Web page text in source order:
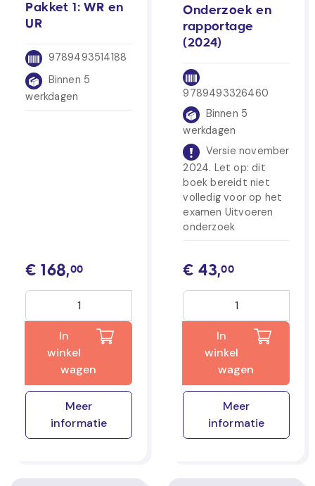
Pakket 1: WR en
UR
9789493514188
Binnen 5
werkdagen
€ 168,00
In
winkel
wagen
Meer
informatie
Onderzoek en
rapportage
(2024)
9789493326460
Binnen 5
werkdagen
Versie november
2024. Let op: dit
boek bereidt niet
volledig voor op het
examen Uitvoeren
onderzoek
€ 43,00
In
winkel
wagen
Meer
informatie